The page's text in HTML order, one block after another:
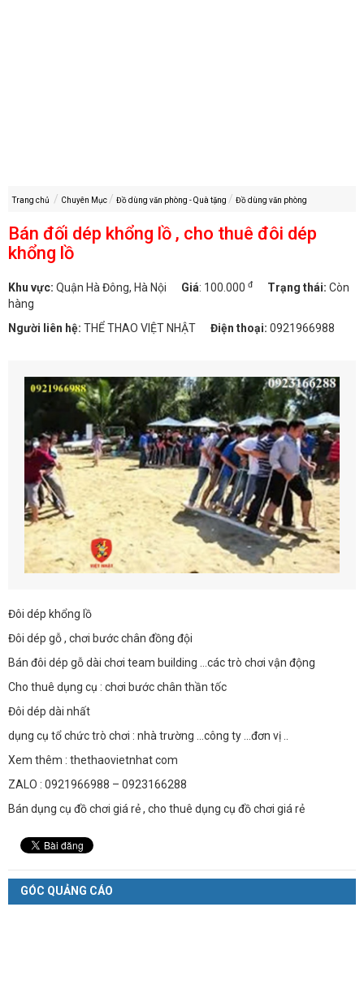
Trang chủ Chuyên Mục Đồ dùng văn phòng - Quà tặng Đồ dùng văn phòng
Bán đối dép khổng lồ , cho thuê đôi dép
khổng lồ
Khu vực: Quận Hà Đông, Hà Nội Giá: 100.000 đ Trạng thái: Còn
hàng
Người liên hệ: THỂ THAO VIỆT NHẬT Điện thoại: 0921966988
Đôi dép khổng lồ
Đôi dép gỗ , chơi bước chân đồng đội
Bán đôi dép gỗ dài chơi team building …các trò chơi vận động
Cho thuê dụng cụ : chơi bước chân thần tốc
Đôi dép dài nhất
dụng cụ tổ chức trò chơi : nhà trường ...công ty ...đơn vị ..
Xem thêm : thethaovietnhat com
ZALO : 0921966988 – 0923166288
Bán dụng cụ đồ chơi giá rẻ , cho thuê dụng cụ đồ chơi giá rẻ
GÓC QUẢNG CÁO